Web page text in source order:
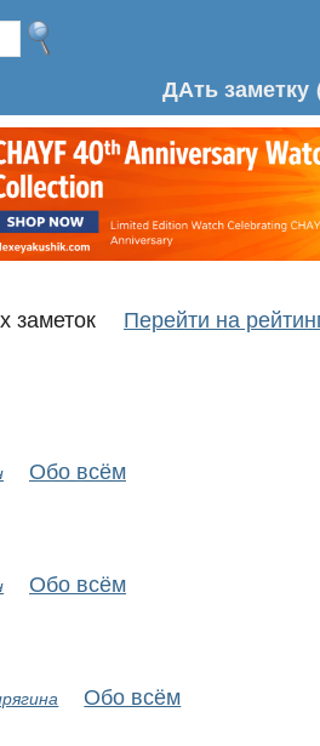
ДАть заметку
заметок Перейти на
Обо всём
Обо всём
Обо всём